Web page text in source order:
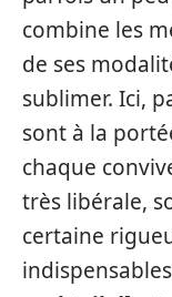
combine les
de ses
sublimer. Ici,
sont à la
chaque
très libérale,
certaine